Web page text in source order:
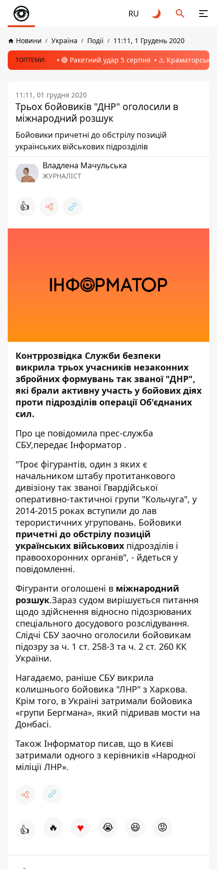
RU
Новини Україна Події 11:11, 1 Грудень 2020
ТОПТЕМИ: 🔴 Ракетний удар 5 серпня ⚠️ Краматорськ,
11:11, 01 грудня 2020
Трьох бойовиків "ДНР" оголосили в
міжнародний розшук
Бойовики причетні до обстрілу позицій
українських військових підрозділів
Владлена Мачульська
ЖУРНАЛІСТ
👍
Контррозвідка Служби безпеки
викрила трьох учасників незаконних
збройних формувань так званої "ДНР",
які брали активну участь у бойових діях
проти підрозділів операції Об'єднаних
сил.
Про це повідомила прес-служба
СБУ,передає Інформатор .
"Троє фігурантів, один з яких є
начальником штабу протитанкового
дивізіону так званої Гвардійської
оперативно-тактичної групи "Кольчуга", у
2014-2015 роках вступили до лав
терористичних угруповань. Бойовики
причетні до обстрілу позицій
українських військових підрозділів і
правоохоронних органів", - йдеться у
повідомленні.
Фігуранти оголошені в міжнародний
розшук.Зараз судом вирішується питання
щодо здійснення відносно підозрюваних
спеціального досудового розслідування.
Слідчі СБУ заочно оголосили бойовикам
підозру за ч. 1 ст. 258-3 та ч. 2 ст. 260 КК
України.
Нагадаємо, раніше СБУ викрила
колишнього бойовика "ЛНР" з Харкова.
Крім того, в Україні затримали бойовика
«групи Бергмана», який підривав мости на
Донбасі.
Також Інформатор писав, що в Києві
затримали одного з керівників «Народної
міліції ЛНР».
👍 🔥 ♥ 😭 😆 😡